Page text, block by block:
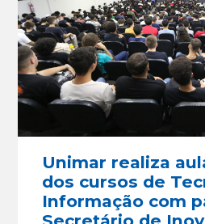
Unimar realiza
dos cursos de
Informação com